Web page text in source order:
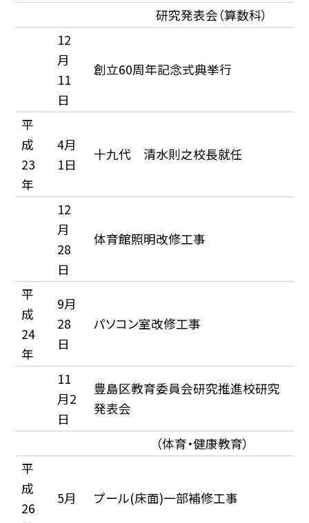
研究発表会（算数科）
12
月
11
日
創立60周年記念式典挙行
平
成
23
年
4月
1日
十九代 清水則之校長就任
12
月
28
日
体育館照明改修工事
平
成
24
年
9月
28
日
パソコン室改修工事
11
月2
日
豊島区教育委員会研究推進校研究
発表会
（体育・健康教育）
平
成
26
5月 プール(床面)一部補修工事